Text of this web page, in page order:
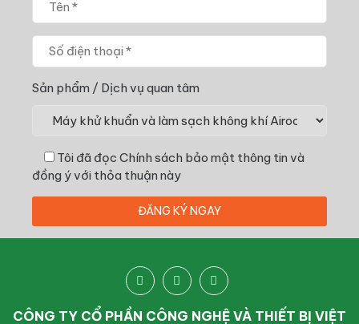
Sản phẩm / Dịch vụ quan tâm
Tôi đã đọc Chính sách bảo mật thông tin và
đồng ý với thỏa thuận này
CÔNG TY CỔ PHẦN CÔNG NGHỆ VÀ THIẾT BỊ VIỆT